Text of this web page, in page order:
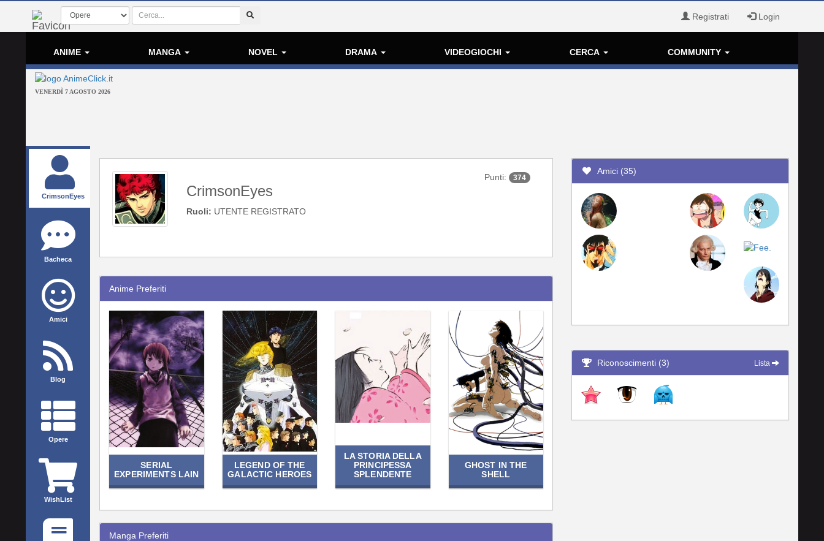
Registrati Login
ANIME MANGA NOVEL DRAMA VIDEOGIOCHI CERCA COMMUNITY
VENERDÌ 7 AGOSTO 2026
CrimsonEyes
Bacheca
Amici
Blog
Opere
WishList
CrimsonEyes
Ruoli: UTENTE REGISTRATO
Punti: 374
Anime Preferiti
SERIAL
EXPERIMENTS LAIN
LEGEND OF THE
GALACTIC HEROES
LA STORIA DELLA
PRINCIPESSA
SPLENDENTE
GHOST IN THE
SHELL
Manga Preferiti
Amici (35)
Riconoscimenti (3) Lista